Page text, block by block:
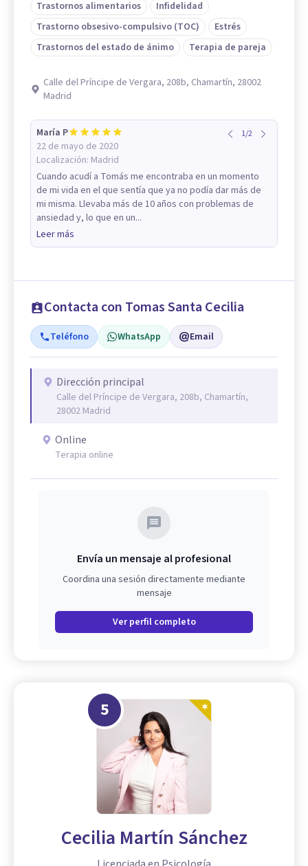
Trastornos alimentarios
Infidelidad
Trastorno obsesivo-compulsivo (TOC)
Estrés
Trastornos del estado de ánimo
Terapia de pareja
Calle del Príncipe de Vergara, 208b, Chamartín, 28002
Madrid
María P
22 de mayo de 2020
Localización: Madrid
1/2
Cuando acudí a Tomás me encontraba en un momento
de mi vida en el que sentía que ya no podía dar más de
mi misma. Llevaba más de 10 años con problemas de
ansiedad y, lo que en un...
Leer más
Contacta con Tomas Santa Cecilia
Teléfono WhatsApp Email
Dirección principal
Calle del Príncipe de Vergara, 208b, Chamartín,
28002 Madrid
Online
Terapia online
Envía un mensaje al profesional
Coordina una sesión directamente mediante
mensaje
Ver perfil completo
5
Cecilia Martín Sánchez